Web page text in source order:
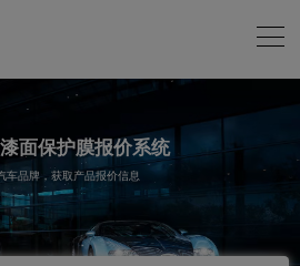
漆面保护膜报价系统
车品牌，获取产品报价信息